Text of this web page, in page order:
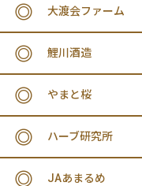
大渡会ファーム
鯉川酒造
やまと桜
ハーブ研究所
JAあまるめ